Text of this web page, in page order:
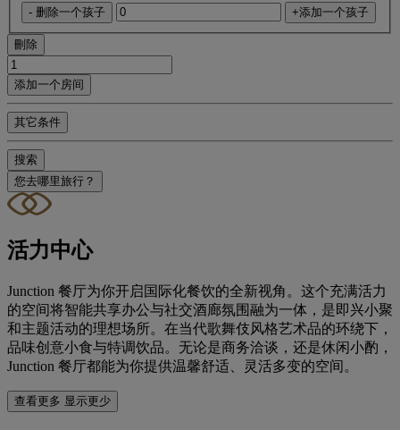
- 删除一个孩子 +添加一个孩子
刪除
添加一个房间
其它条件
搜索
您去哪里旅行？
活力中心
Junction 餐厅为你开启国际化餐饮的全新视角。这个充满活力
的空间将智能共享办公与社交酒廊氛围融为一体，是即兴小聚
和主题活动的理想场所。在当代歌舞伎风格艺术品的环绕下，
品味创意小食与特调饮品。无论是商务洽谈，还是休闲小酌，
Junction 餐厅都能为你提供温馨舒适、灵活多变的空间。
查看更多 显示更少